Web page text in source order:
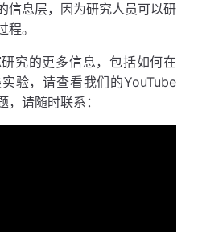
信息层，因为研究人员可以研
。
究的更多信息，包括如何在
验，请查看我们的YouTube
请随时联系：